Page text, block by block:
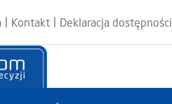
Kontakt Deklaracja dostępności